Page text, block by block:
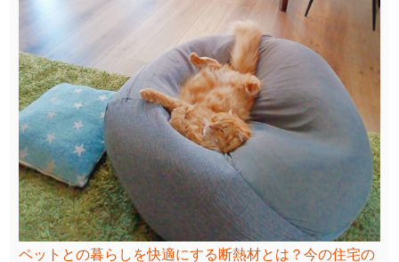
ペットとの暮らしを快適にする断熱材とは？今の住宅の